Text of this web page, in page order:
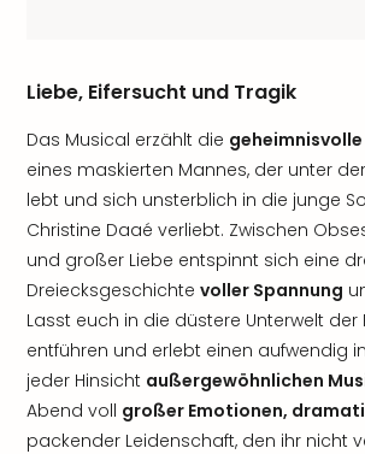
Liebe, Eifersucht und Tragik
Das Musical erzählt die
eines maskierten Mannes, der unter
lebt und sich unsterblich in die junge
Christine Daaé verliebt. Zwischen
und großer Liebe entspinnt sich eine
Dreiecksgeschichte voller Spannung
Lasst euch in die düstere Unterwelt der
entführen und erlebt einen aufwendig
jeder Hinsicht außergewöhnlichen
Abend voll großer Emotionen,
packender Leidenschaft, den ihr nicht